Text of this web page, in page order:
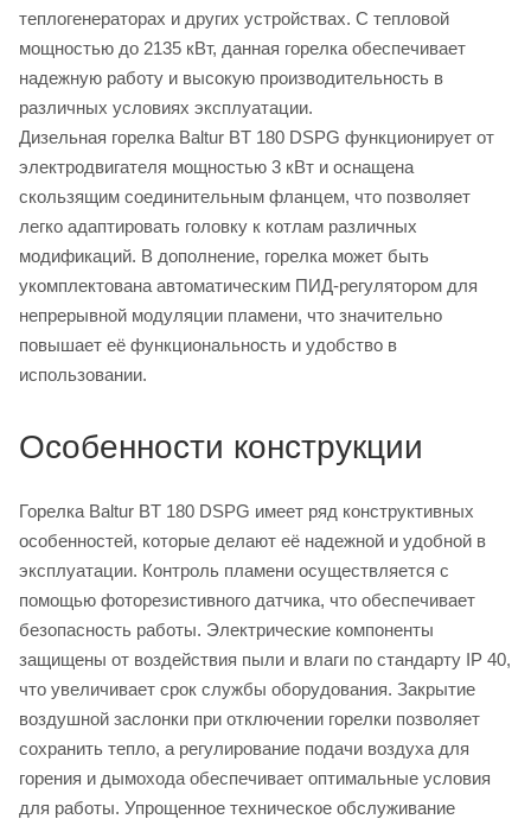
теплогенераторах и других устройствах. С тепловой
мощностью до 2135 кВт, данная горелка обеспечивает
надежную работу и высокую производительность в
различных условиях эксплуатации.
Дизельная горелка Baltur BT 180 DSPG функционирует от
электродвигателя мощностью 3 кВт и оснащена
скользящим соединительным фланцем, что позволяет
легко адаптировать головку к котлам различных
модификаций. В дополнение, горелка может быть
укомплектована автоматическим ПИД-регулятором для
непрерывной модуляции пламени, что значительно
повышает её функциональность и удобство в
использовании.
Особенности конструкции
Горелка Baltur BT 180 DSPG имеет ряд конструктивных
особенностей, которые делают её надежной и удобной в
эксплуатации. Контроль пламени осуществляется с
помощью фоторезистивного датчика, что обеспечивает
безопасность работы. Электрические компоненты
защищены от воздействия пыли и влаги по стандарту IP 40,
что увеличивает срок службы оборудования. Закрытие
воздушной заслонки при отключении горелки позволяет
сохранить тепло, а регулирование подачи воздуха для
горения и дымохода обеспечивает оптимальные условия
для работы. Упрощенное техническое обслуживание